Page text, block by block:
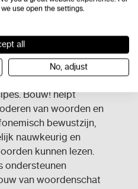
op een
van effectieve
bij jonge
programma'sBouw!
sluiten goed aan bij
Bouw! helpt
van woorden en
bewustzijn,
nauwkeurig en
kunnen lezen.
ondersteunen
van woordenschat
use open the settings.
all
No, adjust